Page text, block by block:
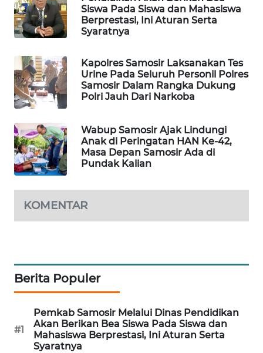
Siswa Pada Siswa dan Mahasiswa
Berprestasi, Ini Aturan Serta
Syaratnya
Kapolres Samosir Laksanakan Tes
Urine Pada Seluruh Personil Polres
Samosir Dalam Rangka Dukung
Polri Jauh Dari Narkoba
Wabup Samosir Ajak Lindungi
Anak di Peringatan HAN Ke-42,
Masa Depan Samosir Ada di
Pundak Kalian
KOMENTAR
Berita Populer
#1
Pemkab Samosir Melalui Dinas Pendidikan
Akan Berikan Bea Siswa Pada Siswa dan
Mahasiswa Berprestasi, Ini Aturan Serta
Syaratnya
KRT
NEWS
KARING
NEWS
JURNAL
MARITIM
HUMBANG
NEWS
ENERGI
NEWS
CILEUNGSI
NEWS